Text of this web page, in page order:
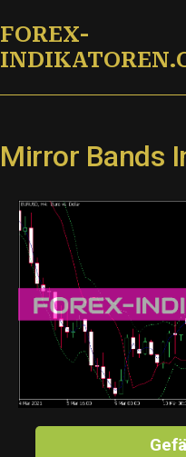
Inhalt
springen
FOREX-
Mirror Bands